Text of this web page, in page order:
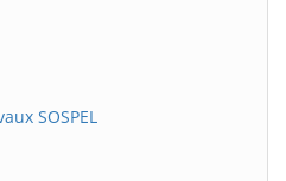
SOSPEL